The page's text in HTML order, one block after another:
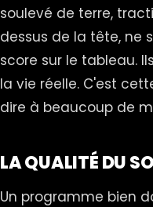
soulevé de terre,
dessus de la tête, ne
score sur le tableau.
la vie réelle. C'est
dire à beaucoup de
LA QUALITÉ DU
Un programme bien